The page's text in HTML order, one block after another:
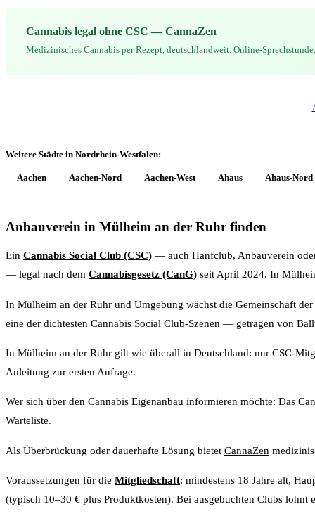
Cannabis legal ohne CSC — CannaZen
Medizinisches Cannabis per Rezept, deutschlandweit. Online-
Weitere Städte in Nordrhein-Westfalen:
Aachen Aachen-Nord Aachen-West Ahaus Ahaus-Nord
Anbauverein in Mülheim an der Ruhr finden
Ein Cannabis Social Club (CSC) — auch Hanfclub, Anbauverein
— legal nach dem Cannabisgesetz (CanG) seit April 2024. In
In Mülheim an der Ruhr und Umgebung wächst die Gemeinschaft
eine der dichtesten Cannabis Social Club-Szenen — getragen von
In Mülheim an der Ruhr gilt wie überall in Deutschland: nur CSC-
Anleitung zur ersten Anfrage.
Wer sich über den Cannabis Eigenanbau informieren möchte: Das
Warteliste.
Als Überbrückung oder dauerhafte Lösung bietet CannaZen
Voraussetzungen für die Mitgliedschaft: mindestens 18 Jahre alt,
(typisch 10–30 € plus Produktkosten). Bei ausgebuchten Clubs lohnt